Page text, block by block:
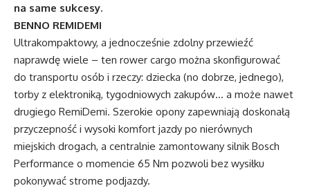
na same sukcesy.
BENNO REMIDEMI
Ultrakompaktowy, a jednocześnie zdolny przewieźć
naprawdę wiele – ten rower cargo można skonfigurować
do transportu osób i rzeczy: dziecka (no dobrze, jednego),
torby z elektroniką, tygodniowych zakupów… a może nawet
drugiego RemiDemi. Szerokie opony zapewniają doskonałą
przyczepność i wysoki komfort jazdy po nierównych
miejskich drogach, a centralnie zamontowany silnik Bosch
Performance o momencie 65 Nm pozwoli bez wysiłku
pokonywać strome podjazdy.